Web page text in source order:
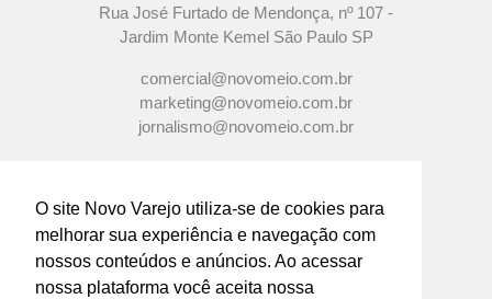
O site Novo Varejo utiliza-se de cookies para
melhorar sua experiência e navegação com
nossos conteúdos e anúncios. Ao acessar
nossa plataforma você aceita nossa
Rua José Furtado de Mendonça, nº 107 -
Jardim Monte Kemel São Paulo SP
comercial@novomeio.com.br
marketing@novomeio.com.br
jornalismo@novomeio.com.br
CONFIRA AS NOSSAS REDES
SOCIAIS